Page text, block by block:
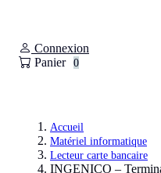
Connexion
Panier
0
Accueil
Matériel informatique
Lecteur carte bancaire
INGENICO –